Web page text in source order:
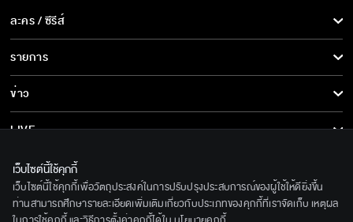
ละคร / ซีรีส์
ละคร/ซีรีส์
ซีรีส์นานาชาติ
การ์ตูน & เกม
รายการ
รายการทั้งหมด
ข่าว
ข่าวทั้งหมด
ข่าวประชาสัมพันธ์
LIVE
เกี่ยวกับเรา
BEC World
ติดตามเราได้ที่
เว็บไซต์นี้ใช้คุกกี้
เว็บไซต์นี้ใช้คุกกี้เพื่อวัตถุประสงค์ในการปรับปรุงประสบการณ์ของผู้ใช้ให้ดียิ่งขึ้น
ท่านสามารถศึกษารายละเอียดเพิ่มเติมเกี่ยวกับประเภทของคุกกี้ที่เราจัดเก็บ เหตุผล